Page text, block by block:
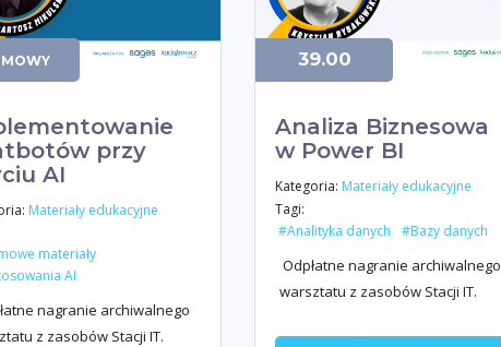
przy
AI
Materiały edukacyjne
materiały
AI
nagranie archiwalnego
z zasobów Stacji IT.
Analiza Biznesowa
w Power BI
Kategoria: Materiały edukacyjne
Tagi:
#Analityka danych
#Bazy danych
Odpłatne nagranie archiwalnego
warsztatu z zasobów Stacji IT.
39.00